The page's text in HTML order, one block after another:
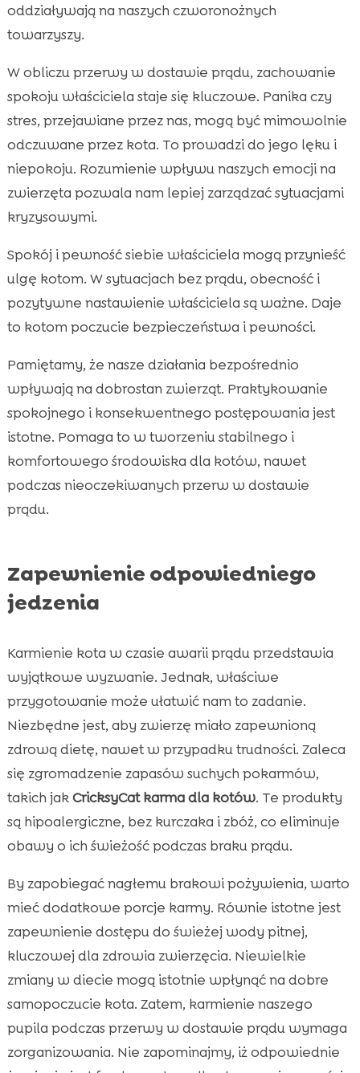
oddziaływają na naszych czworonożnych
towarzyszy.
W obliczu przerwy w dostawie prądu, zachowanie
spokoju właściciela staje się kluczowe. Panika czy
stres, przejawiane przez nas, mogą być mimowolnie
odczuwane przez kota. To prowadzi do jego lęku i
niepokoju. Rozumienie wpływu naszych emocji na
zwierzęta pozwala nam lepiej zarządzać sytuacjami
kryzysowymi.
Spokój i pewność siebie właściciela mogą przynieść
ulgę kotom. W sytuacjach bez prądu, obecność i
pozytywne nastawienie właściciela są ważne. Daje
to kotom poczucie bezpieczeństwa i pewności.
Pamiętamy, że nasze działania bezpośrednio
wpływają na dobrostan zwierząt. Praktykowanie
spokojnego i konsekwentnego postępowania jest
istotne. Pomaga to w tworzeniu stabilnego i
komfortowego środowiska dla kotów, nawet
podczas nieoczekiwanych przerw w dostawie
prądu.
Zapewnienie odpowiedniego
jedzenia
Karmienie kota w czasie awarii prądu przedstawia
wyjątkowe wyzwanie. Jednak, właściwe
przygotowanie może ułatwić nam to zadanie.
Niezbędne jest, aby zwierzę miało zapewnioną
zdrową dietę, nawet w przypadku trudności. Zaleca
się zgromadzenie zapasów suchych pokarmów,
takich jakCricksyCat karma dla kotów. Te produkty
są hipoalergiczne, bez kurczaka i zbóż, co eliminuje
obawy o ich świeżość podczas braku prądu.
By zapobiegać nagłemu brakowi pożywienia, warto
mieć dodatkowe porcje karmy. Równie istotne jest
zapewnienie dostępu do świeżej wody pitnej,
kluczowej dla zdrowia zwierzęcia. Niewielkie
zmiany w diecie mogą istotnie wpłynąć na dobre
samopoczucie kota. Zatem, karmienie naszego
pupila podczas przerwy w dostawie prądu wymaga
zorganizowania. Nie zapominajmy, iż odpowiednie